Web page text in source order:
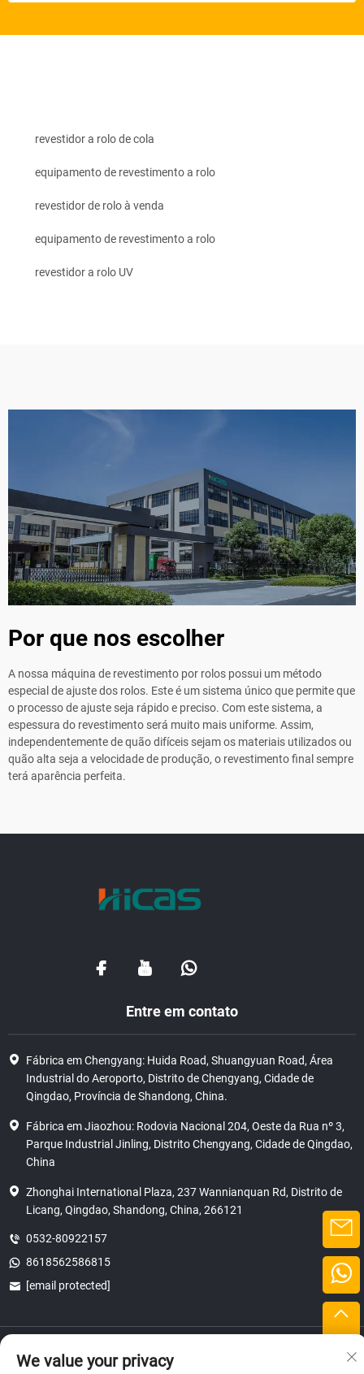
revestidor a rolo de cola
equipamento de revestimento a rolo
revestidor de rolo à venda
equipamento de revestimento a rolo
revestidor a rolo UV
Por que nos escolher
A nossa máquina de revestimento por rolos possui um método
especial de ajuste dos rolos. Este é um sistema único que permite que
o processo de ajuste seja rápido e preciso. Com este sistema, a
espessura do revestimento será muito mais uniforme. Assim,
independentemente de quão difíceis sejam os materiais utilizados ou
quão alta seja a velocidade de produção, o revestimento final sempre
terá aparência perfeita.
Entre em contato
Fábrica em Chengyang: Huida Road, Shuangyuan Road, Área
Industrial do Aeroporto, Distrito de Chengyang, Cidade de
Qingdao, Província de Shandong, China.
Fábrica em Jiaozhou: Rodovia Nacional 204, Oeste da Rua nº 3,
Parque Industrial Jinling, Distrito Chengyang, Cidade de Qingdao,
China
Zhonghai International Plaza, 237 Wannianquan Rd, Distrito de
Licang, Qingdao, Shandong, China, 266121
0532-80922157
8618562586815
[email protected]
LTD.
We value your privacy